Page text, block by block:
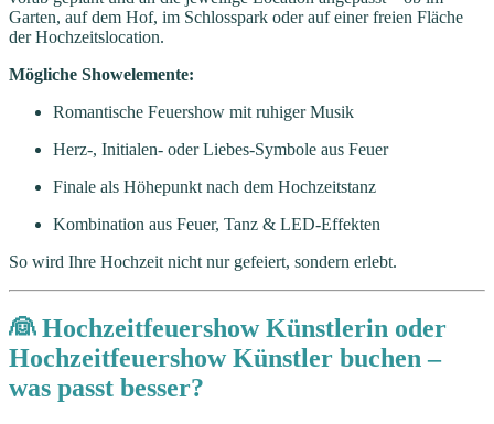
Garten, auf dem Hof, im Schlosspark oder auf einer freien Fläche
der Hochzeitslocation.
Mögliche Showelemente:
Romantische Feuershow mit ruhiger Musik
Herz-, Initialen- oder Liebes-Symbole aus Feuer
Finale als Höhepunkt nach dem Hochzeitstanz
Kombination aus Feuer, Tanz & LED-Effekten
So wird Ihre Hochzeit nicht nur gefeiert, sondern erlebt.
👰 Hochzeitfeuershow Künstlerin oder
Hochzeitfeuershow Künstler buchen –
was passt besser?